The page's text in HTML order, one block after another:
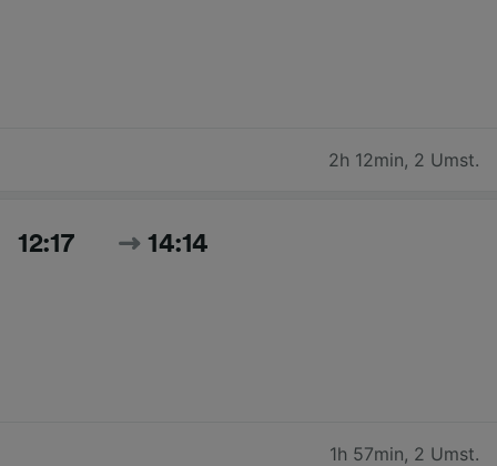
2h 12min, 2 Umst.
12:17 14:14
1h 57min, 2 Umst.